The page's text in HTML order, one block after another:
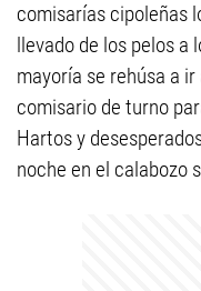
comisarías cipoleñas
llevado de los pelos a
mayoría se rehúsa a
comisario de turno
Hartos y
noche en el calabozo